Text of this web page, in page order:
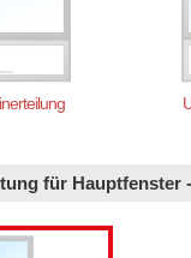
für Hauptfenster